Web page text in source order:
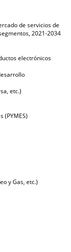
de servicios de
2021-2034
electrónicos
etc.)
(PYMES)
y Gas, etc.)